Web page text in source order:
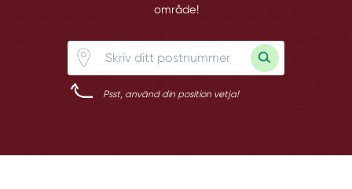
område!
Psst, använd din position vetja!